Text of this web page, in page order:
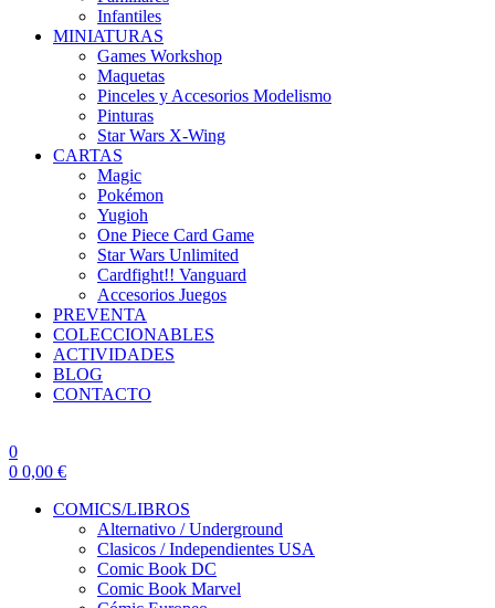
Infantiles
MINIATURAS
Games Workshop
Maquetas
Pinceles y Accesorios Modelismo
Pinturas
Star Wars X-Wing
CARTAS
Magic
Pokémon
Yugioh
One Piece Card Game
Star Wars Unlimited
Cardfight!! Vanguard
Accesorios Juegos
PREVENTA
COLECCIONABLES
ACTIVIDADES
BLOG
CONTACTO
0
0 0,00 €
COMICS/LIBROS
Alternativo / Underground
Clasicos / Independientes USA
Comic Book DC
Comic Book Marvel